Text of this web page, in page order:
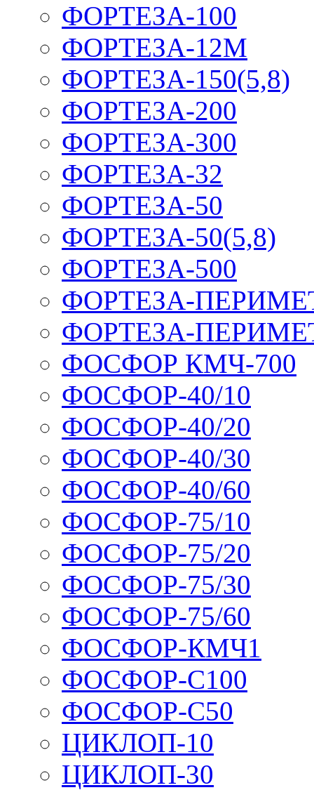
ФОРТЕЗА-100
ФОРТЕЗА-12М
ФОРТЕЗА-150(5,8)
ФОРТЕЗА-200
ФОРТЕЗА-300
ФОРТЕЗА-32
ФОРТЕЗА-50
ФОРТЕЗА-50(5,8)
ФОРТЕЗА-500
ФОРТЕЗА-
ФОРТЕЗА-
ФОСФОР КМЧ-700
ФОСФОР-40/10
ФОСФОР-40/20
ФОСФОР-40/30
ФОСФОР-40/60
ФОСФОР-75/10
ФОСФОР-75/20
ФОСФОР-75/30
ФОСФОР-75/60
ФОСФОР-КМЧ1
ФОСФОР-С100
ФОСФОР-С50
ЦИКЛОП-10
ЦИКЛОП-30